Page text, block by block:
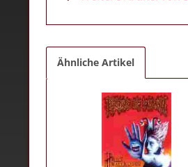
Ähnliche Artikel